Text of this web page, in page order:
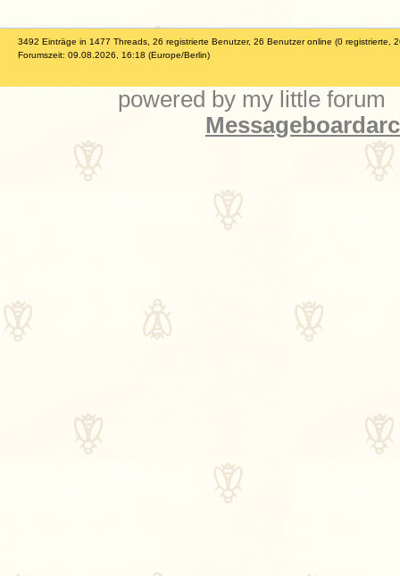
3492 Einträge in 1477 Threads, 26 registrierte Benutzer, 26 Benutzer online (0 registrierte,
Forumszeit: 09.08.2026, 16:18 (Europe/Berlin)
powered by my little forum